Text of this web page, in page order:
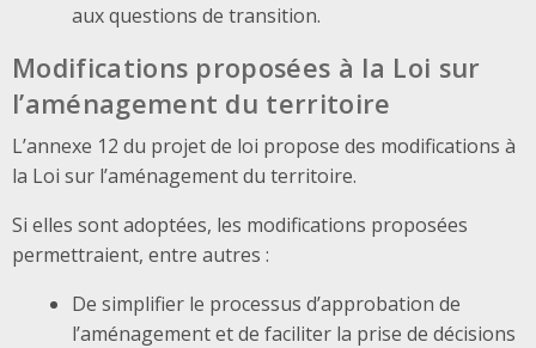
aux questions de transition.
Modifications proposées à la Loi sur
l’aménagement du territoire
L’annexe 12 du projet de loi propose des modifications à
la Loi sur l’aménagement du territoire.
Si elles sont adoptées, les modifications proposées
permettraient, entre autres :
De simplifier le processus d’approbation de
l’aménagement et de faciliter la prise de décisions